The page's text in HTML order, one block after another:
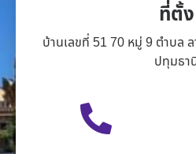
ที่ตั้ง
บ้านเลขที่ 51 70 หมู่ 9 ตำบล
ปทุมธา